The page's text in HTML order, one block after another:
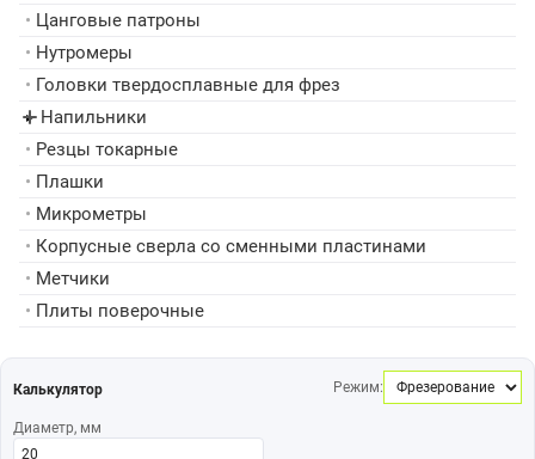
• Цанговые патроны
• Нутромеры
• Головки твердосплавные для фрез
▸ Напильники
• Резцы токарные
• Плашки
• Микрометры
• Корпусные сверла со сменными пластинами
• Метчики
• Плиты поверочные
Калькулятор Режим:
Диаметр, мм